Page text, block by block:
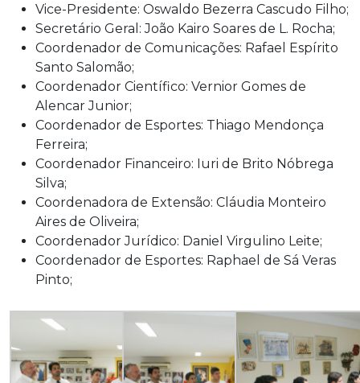
Vice-Presidente: Oswaldo Bezerra Cascudo Filho;
Secretário Geral: João Kairo Soares de L. Rocha;
Coordenador de Comunicações: Rafael Espírito
Santo Salomão;
Coordenador Científico: Vernior Gomes de
Alencar Junior;
Coordenador de Esportes: Thiago Mendonça
Ferreira;
Coordenador Financeiro: Iuri de Brito Nóbrega
Silva;
Coordenadora de Extensão: Cláudia Monteiro
Aires de Oliveira;
Coordenador Jurídico: Daniel Virgulino Leite;
Coordenador de Esportes: Raphael de Sá Veras
Pinto;